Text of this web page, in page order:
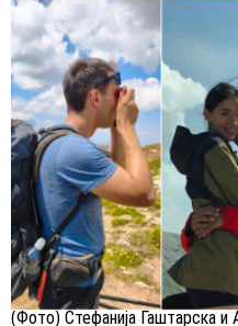
(Фото) Стефанија Гаштарска и